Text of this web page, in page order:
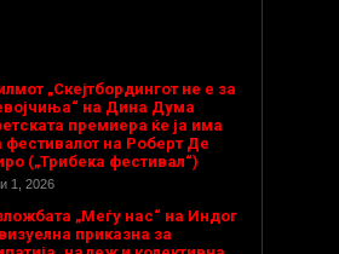
„Скејтбордингот не е за
на Дина Дума
премиера ќе ја има
фестивалот на Роберт Де
(„Трибека фестивал“)
1, 2026
„Меѓу нас“ на Индог
приказна за